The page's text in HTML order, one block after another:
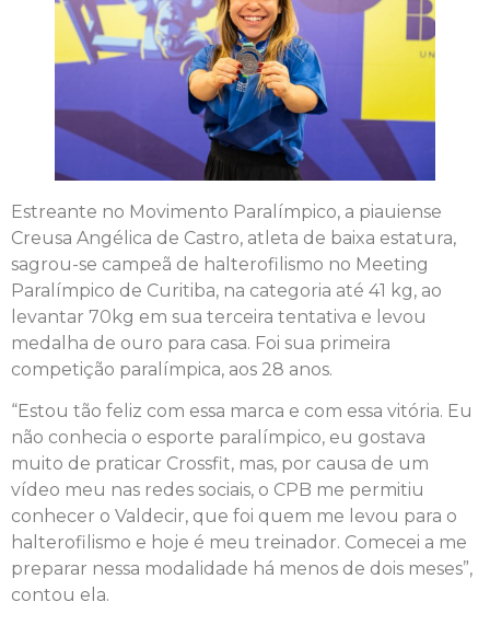
Estreante no Movimento Paralímpico, a piauiense
Creusa Angélica de Castro, atleta de baixa estatura,
sagrou-se campeã de halterofilismo no Meeting
Paralímpico de Curitiba, na categoria até 41 kg, ao
levantar 70kg em sua terceira tentativa e levou
medalha de ouro para casa. Foi sua primeira
competição paralímpica, aos 28 anos.
“Estou tão feliz com essa marca e com essa vitória. Eu
não conhecia o esporte paralímpico, eu gostava
muito de praticar Crossfit, mas, por causa de um
vídeo meu nas redes sociais, o CPB me permitiu
conhecer o Valdecir, que foi quem me levou para o
halterofilismo e hoje é meu treinador. Comecei a me
preparar nessa modalidade há menos de dois meses”,
contou ela.